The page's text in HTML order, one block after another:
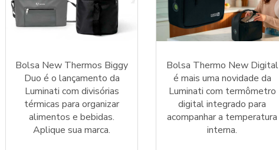
Bolsa New Thermos Biggy
Duo é o lançamento da
Luminati com divisórias
térmicas para organizar
alimentos e bebidas.
Aplique sua marca.
Bolsa Thermo New Digital
é mais uma novidade da
Luminati com termômetro
digital integrado para
acompanhar a temperatura
interna.